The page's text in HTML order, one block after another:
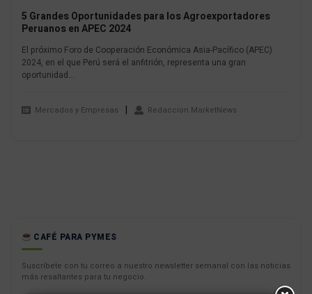
5 Grandes Oportunidades para los Agroexportadores
Peruanos en APEC 2024
El próximo Foro de Cooperación Económica Asia-Pacífico (APEC)
2024, en el que Perú será el anfitrión, representa una gran
oportunidad...
Mercados y Empresas Redaccion MarketNews
CAFÉ PARA PYMES
Suscríbete con tu correo a nuestro newsletter semanal con las noticias
más resaltantes para tu negocio.